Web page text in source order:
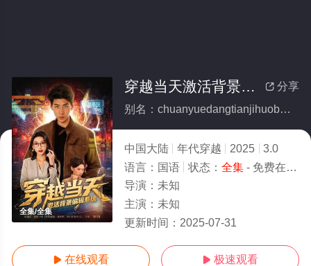
全集/全集
 分享
穿越当天激活背景编辑系统(全集)
别名：chuanyuedangtianjihuobeijingbianjixitong
中国大陆 年代穿越 2025
3.0
语言： 国语 状态： 全集- 免费在线观看
导演： 未知
主演： 未知
更新时间： 2025-07-31
 在线观看  极速观看